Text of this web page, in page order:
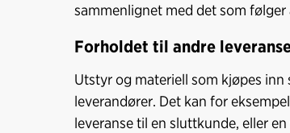
sammenlignet med det som
Forholdet til andre
Utstyr og materiell som kjøpes
leverandører. Det kan for
leveranse til en sluttkunde, eller